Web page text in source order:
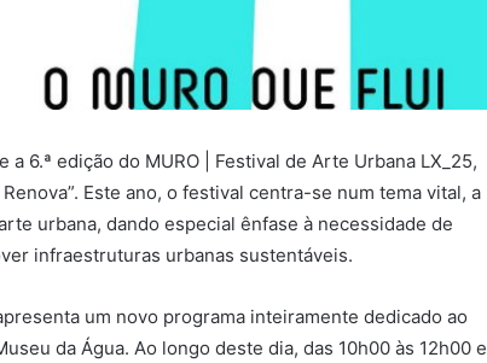
6.ª edição do MURO | Festival de Arte Urbana LX_25,
Este ano, o festival centra-se num tema vital, a
urbana, dando especial ênfase à necessidade de
infraestruturas urbanas sustentáveis.
um novo programa inteiramente dedicado ao
da Água. Ao longo deste dia, das 10h00 às 12h00 e